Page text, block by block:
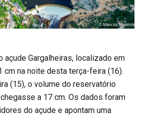
açude Gargalheiras, localizado em
cm na noite desta terça-feira (16).
(15), o volume do reservatório
a 17 cm. Os dados foram
do açude e apontam uma